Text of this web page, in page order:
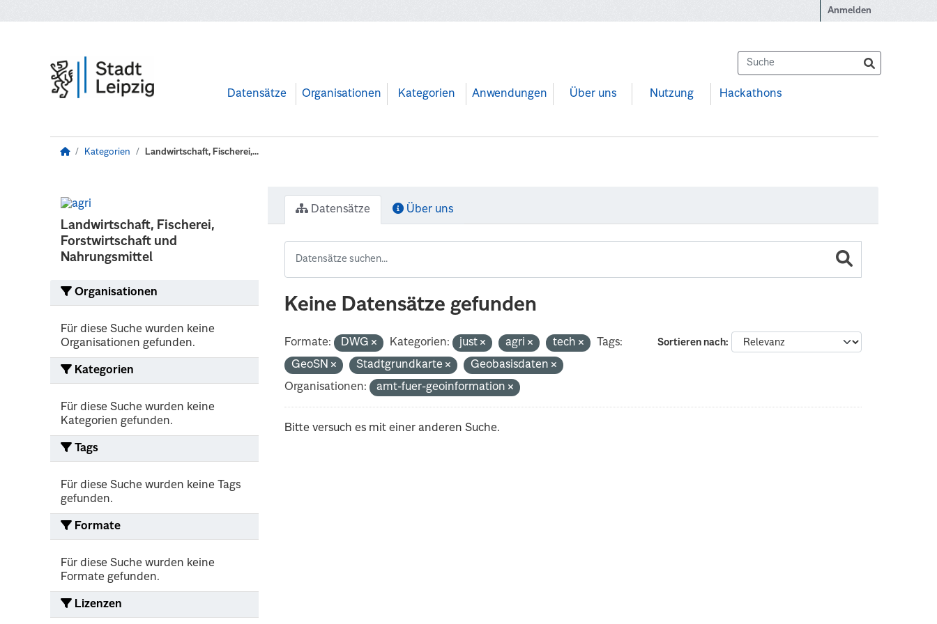
Anmelden
Datensätze Organisationen Kategorien Anwendungen Über uns Nutzung Hackathons
Kategorien Landwirtschaft, Fischerei,...
Landwirtschaft, Fischerei,
Forstwirtschaft und
Nahrungsmittel
Organisationen
Für diese Suche wurden keine
Organisationen gefunden.
Kategorien
Für diese Suche wurden keine
Kategorien gefunden.
Tags
Für diese Suche wurden keine Tags
gefunden.
Formate
Für diese Suche wurden keine
Formate gefunden.
Lizenzen
Datensätze Über uns
Keine Datensätze gefunden
Sortieren nach
Formate: DWG Kategorien: just agri tech
Tags:
GeoSN
Stadtgrundkarte
Geobasisdaten
Organisationen:
amt-fuer-geoinformation
Bitte versuch es mit einer anderen Suche.